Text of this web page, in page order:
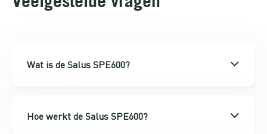
Wat is de Salus SPE600?
Hoe werkt de Salus SPE600?